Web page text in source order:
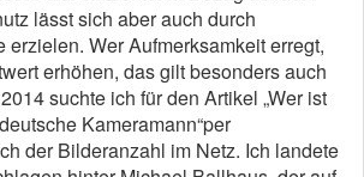
lässt sich aber auch durch
erzielen. Wer Aufmerksamkeit erregt,
erhöhen, das gilt besonders auch
suchte ich für den Artikel „Wer ist
Kameramann“per
der Bilderanzahl im Netz. Ich landete